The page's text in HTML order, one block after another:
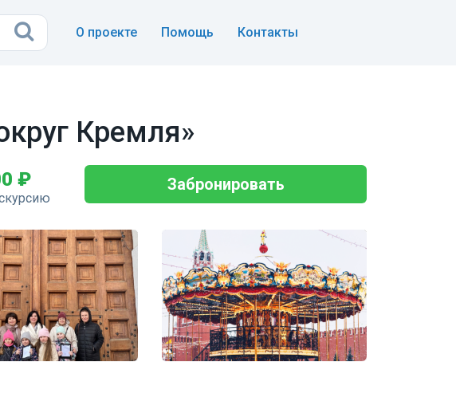
О проекте Помощь Контакты
Кремля»
₽ Забронировать